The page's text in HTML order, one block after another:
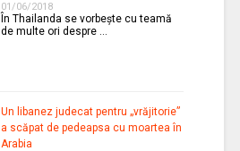
01/06/2018
În Thailanda se vorbeşte cu teamă
de multe ori despre …
Un libanez judecat pentru „vrăjitorie”
a scăpat de pedeapsa cu moartea în
Arabia